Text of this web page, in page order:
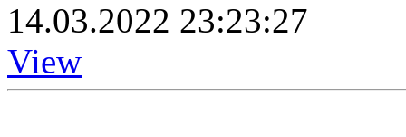
14.03.2022 23:23:27
View